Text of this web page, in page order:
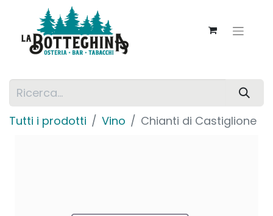
Tutti i prodotti Vino Chianti di Castiglione